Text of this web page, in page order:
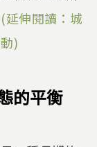
(延伸閱讀：城
)
的平衡